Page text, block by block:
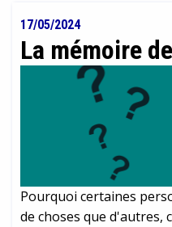
17/05/2024
La mémoire
Pourquoi certaines
de choses que d'autres,